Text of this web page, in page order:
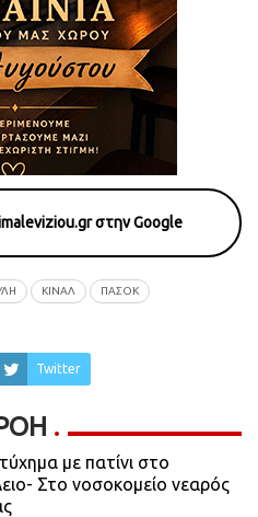
στην Google
ΚΙΝΑΛ ΠΑΣΟΚ
Twitter
με πατίνι στο
Στο νοσοκομείο νεαρός